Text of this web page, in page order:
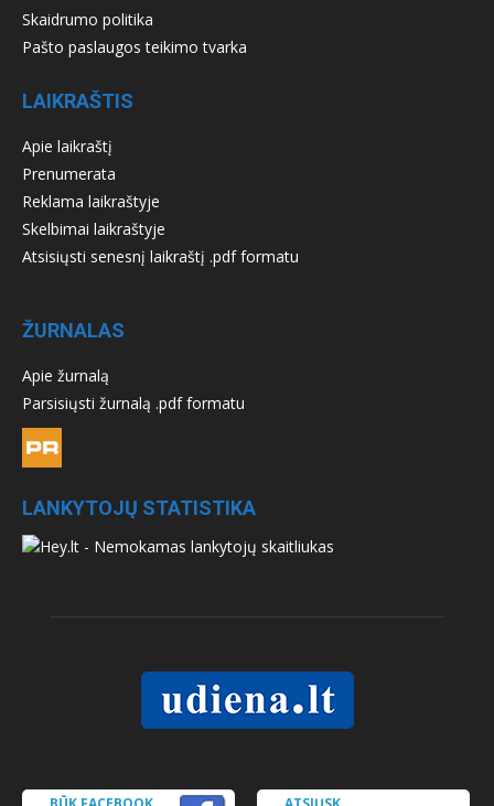
Skaidrumo politika
Pašto paslaugos teikimo tvarka
LAIKRAŠTIS
Apie laikraštį
Prenumerata
Reklama laikraštyje
Skelbimai laikraštyje
Atsisiųsti senesnį laikraštį .pdf formatu
ŽURNALAS
Apie žurnalą
Parsisiųsti žurnalą .pdf formatu
LANKYTOJŲ STATISTIKA